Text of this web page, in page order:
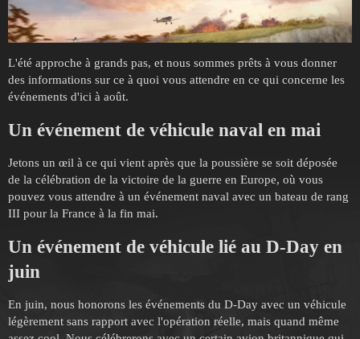
L'été approche à grands pas, et nous sommes prêts à vous donner
des informations sur ce à quoi vous attendre en ce qui concerne les
événements d'ici à août.
Un événement de véhicule naval en mai
Jetons un œil à ce qui vient après que la poussière se soit déposée
de la célébration de la victoire de la guerre en Europe, où vous
pouvez vous attendre à un événement naval avec un bateau de rang
III pour la France à la fin mai.
Un événement de véhicule lié au D-Day en
juin
En juin, nous honorons les événements du D-Day avec un véhicule
légèrement sans rapport avec l'opération réelle, mais quand même